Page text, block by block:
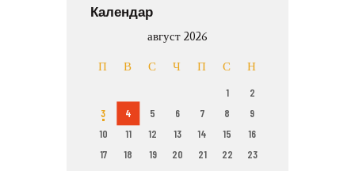
Календар
август 2026
П В С Ч П С Н
1
2
3
4 5 6 7 8
9
10
11 12 13 14 15
16
17
18 19 20 21 22
23